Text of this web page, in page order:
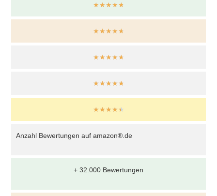
☆☆☆☆☆
★★★★★
☆☆☆☆☆
★★★★★
★ ★ ★ ★ ★
Anzahl Bewertungen auf amazon®.de
+ 32.000 Bewertungen